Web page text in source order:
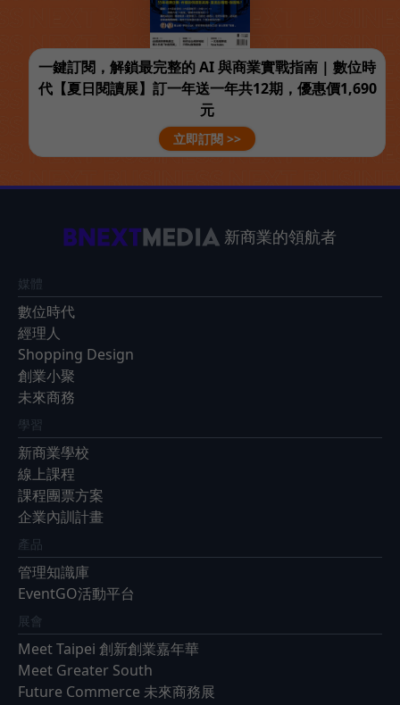
一鍵訂閱，解鎖最完整的 AI 與商業實戰指南 | 數位時
代【夏日閱讀展】訂一年送一年共12期，優惠價1,690
元
立即訂閱 >>
新商業的領航者
媒體
數位時代
經理人
Shopping Design
創業小聚
未來商務
學習
新商業學校
線上課程
課程團票方案
企業內訓計畫
產品
管理知識庫
EventGO活動平台
展會
Meet Taipei 創新創業嘉年華
Meet Greater South
Future Commerce 未來商務展